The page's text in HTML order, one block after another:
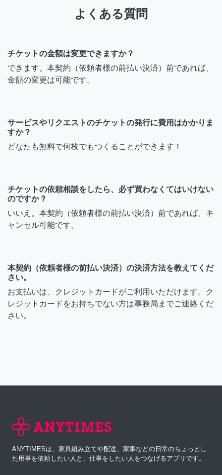
よくある質問
チケットの金額は変更できますか？
できます。本契約（依頼者様の前払い決済）前であれば、
金額の変更は可能です。
サービスやリクエストのチケットの発行に費用はかかりま
すか？
どなたも無料で何枚でもつくることができます！
チケットの依頼相談をしたら、必ず買わなくてはいけない
のですか？
いいえ。本契約（依頼者様の前払い決済）前であれば、キ
ャンセル可能です。
本契約（依頼者様の前払い決済）の決済方法を教えてくだ
さい。
お支払いは、クレジットカードがご利用いただけます。ク
レジットカードをお持ちでない方は事務局までご連絡くだ
さい。
ANYTIMESは、家具組み立てや配送、家事などの日常のちょっとし
た用事を依頼したい人と、仕事をしたい人をつなげるアプリです。